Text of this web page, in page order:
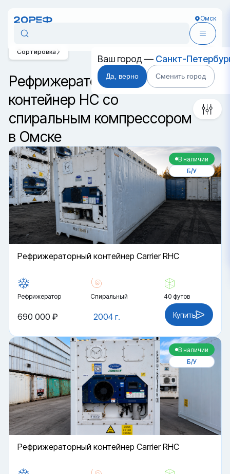
Омск
Ваш город — Санкт-
Да, верно Сменить город
Рефрижераторный
контейнер HC со
спиральным компрессором
в Омске
Сортировка
В наличии
Б/У
Рефрижераторный контейнер Carrier RHC
Рефрижератор Спиральный 40 футов
2004 г.
690 000 ₽ Купить
В наличии
Б/У
Рефрижераторный контейнер Carrier RHC